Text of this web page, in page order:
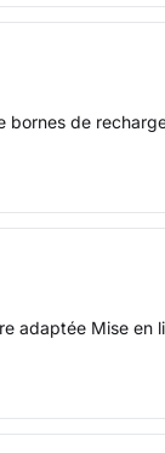
de
adaptée Mise en